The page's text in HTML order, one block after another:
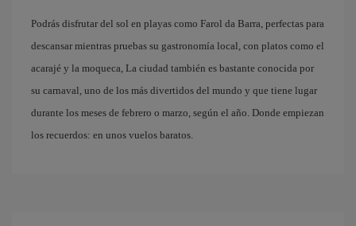
Podrás disfrutar del sol en playas como Farol da Barra, perfectas para
descansar mientras pruebas su gastronomía local, con platos como el
acarajé y la moqueca, La ciudad también es bastante conocida por
su carnaval, uno de los más divertidos del mundo y que tiene lugar
durante los meses de febrero o marzo, según el año. Donde empiezan
los recuerdos: en unos vuelos baratos.